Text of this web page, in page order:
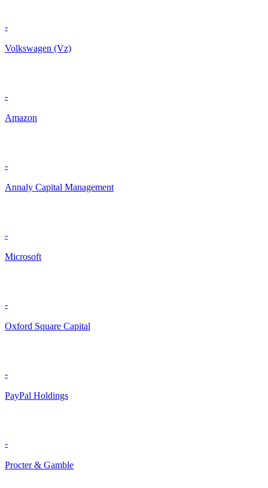
-
Volkswagen (Vz)
-
Amazon
-
Annaly Capital Management
-
Microsoft
-
Oxford Square Capital
-
PayPal Holdings
-
Procter & Gamble